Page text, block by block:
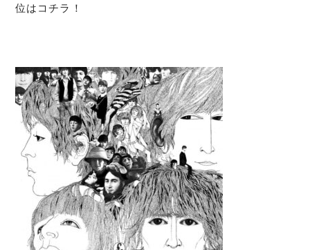
位はコチラ！